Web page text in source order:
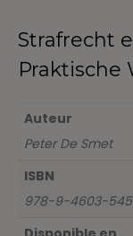
Strafrecht
Praktische
Auteur
Peter De Smet
ISBN
978-9-4603-